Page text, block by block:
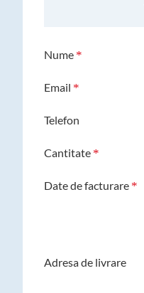
Nume
Email
Telefon
Cantitate
Date de facturare
Adresa de livrare